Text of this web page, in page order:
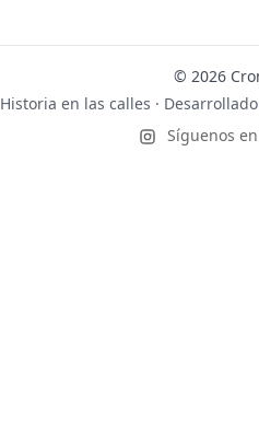
© 2026
Historia en las calles ·
Síguenos